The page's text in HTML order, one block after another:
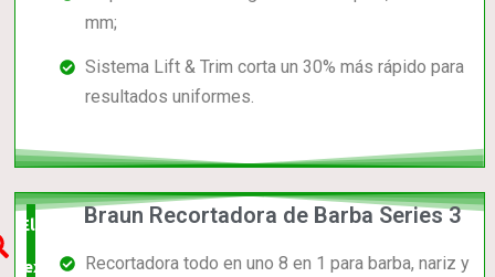
mm;
Sistema Lift & Trim corta un 30% más rápido para
resultados uniformes.
Elección
experta
Braun Recortadora de Barba Series 3
Recortadora todo en uno 8 en 1 para barba, nariz y